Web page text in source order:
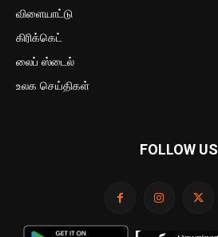
விளையாட்டு
கிரிக்கெட்
லைப் ஸ்டைல்
உலக செய்திகள்
FOLLOW US